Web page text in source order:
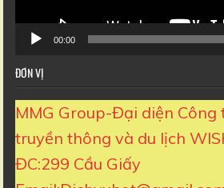
00:00
ĐƠN VỊ
MMG Group-Đại diện Công
truyền thông và du lịch
ĐC:299 Cầu Giấy